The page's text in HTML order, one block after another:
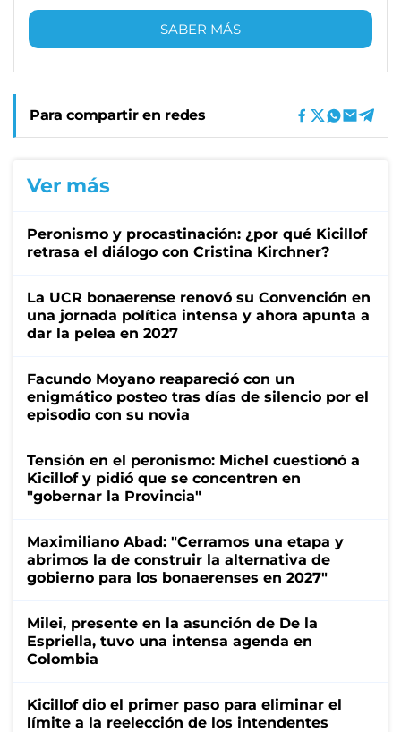
SABER MÁS
Para compartir en redes
Ver más
Peronismo y procastinación: ¿por qué Kicillof
retrasa el diálogo con Cristina Kirchner?
La UCR bonaerense renovó su Convención en
una jornada política intensa y ahora apunta a
dar la pelea en 2027
Facundo Moyano reapareció con un
enigmático posteo tras días de silencio por el
episodio con su novia
Tensión en el peronismo: Michel cuestionó a
Kicillof y pidió que se concentren en
"gobernar la Provincia"
Maximiliano Abad: "Cerramos una etapa y
abrimos la de construir la alternativa de
gobierno para los bonaerenses en 2027"
Milei, presente en la asunción de De la
Espriella, tuvo una intensa agenda en
Colombia
Kicillof dio el primer paso para eliminar el
límite a la reelección de los intendentes